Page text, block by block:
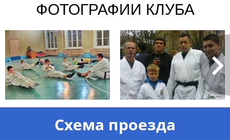
ФОТОГРАФИИ КЛУБА
Схема проезда